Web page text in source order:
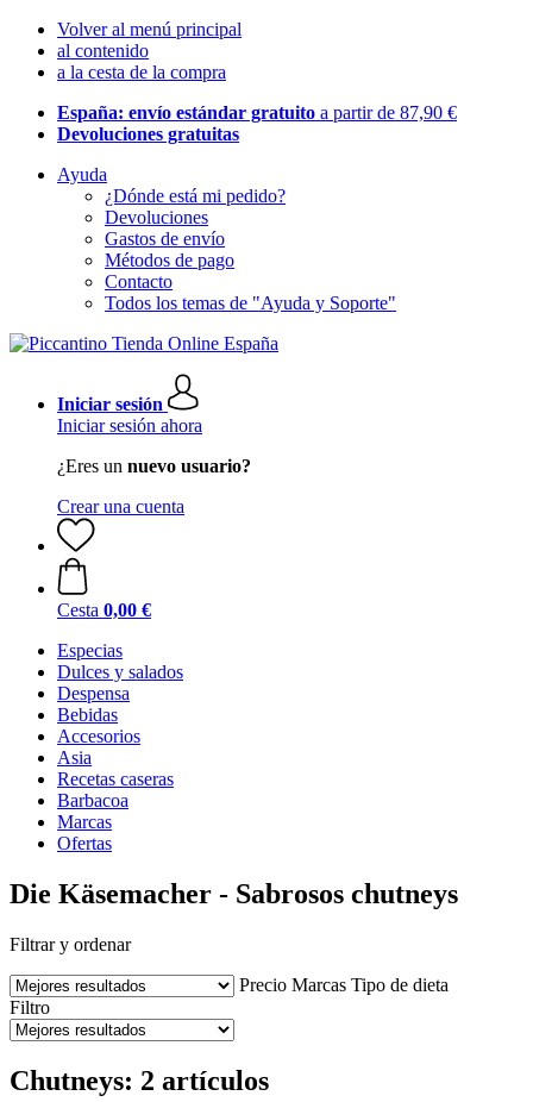
Volver al menú principal
al contenido
a la cesta de la compra
España: envío estándar gratuito a partir de 87,90 €
Devoluciones gratuitas
Ayuda
¿Dónde está mi pedido?
Devoluciones
Gastos de envío
Métodos de pago
Contacto
Todos los temas de "Ayuda y Soporte"
Iniciar sesión
Iniciar sesión ahora
¿Eres un nuevo usuario?
Crear una cuenta
Cesta 0,00 €
Especias
Dulces y salados
Despensa
Bebidas
Accesorios
Asia
Recetas caseras
Barbacoa
Marcas
Ofertas
Die Käsemacher - Sabrosos chutneys
Filtrar y ordenar
Precio Marcas Tipo de dieta
Filtro
Chutneys: 2 artículos